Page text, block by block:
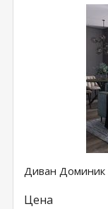
Диван Доминик
Цена